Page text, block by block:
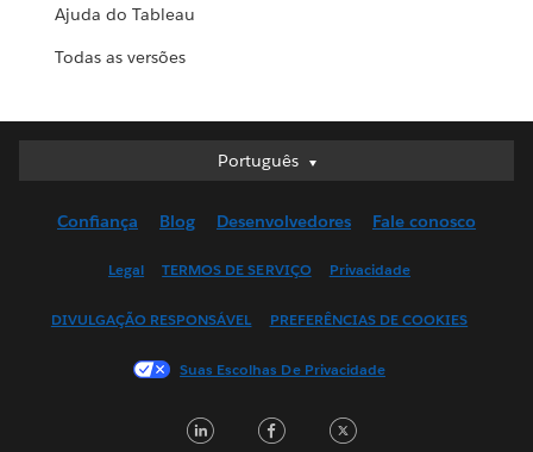
Ajuda do Tableau
Todas as versões
Português
Português
English (UK)
Français (Canada)
日本語
Confiança Blog Desenvolvedores Fale conosco
Legal TERMOS DE SERVIÇO Privacidade
DIVULGAÇÃO RESPONSÁVEL PREFERÊNCIAS DE COOKIES
Suas Escolhas De Privacidade
LinkedInFacebook